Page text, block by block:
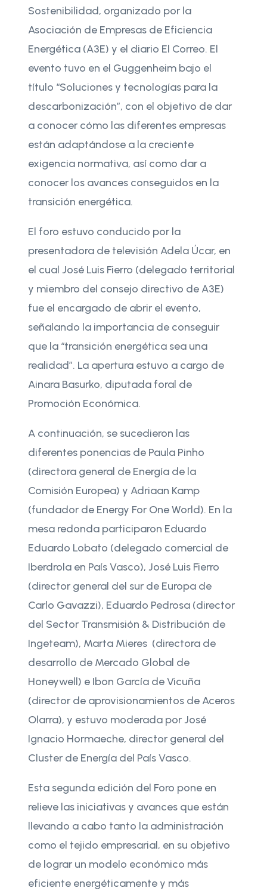
Sostenibilidad, organizado por la
Asociación de Empresas de Eficiencia
Energética (A3E) y el diario El Correo. El
evento tuvo en el Guggenheim bajo el
título “Soluciones y tecnologías para la
descarbonización”, con el objetivo de dar
a conocer cómo las diferentes empresas
están adaptándose a la creciente
exigencia normativa, así como dar a
conocer los avances conseguidos en la
transición energética.
El foro estuvo conducido por la
presentadora de televisión Adela Úcar, en
el cual José Luis Fierro (delegado territorial
y miembro del consejo directivo de A3E)
fue el encargado de abrir el evento,
señalando la importancia de conseguir
que la “transición energética sea una
realidad”. La apertura estuvo a cargo de
Ainara Basurko, diputada foral de
Promoción Económica.
A continuación, se sucedieron las
diferentes ponencias de Paula Pinho
(directora general de Energía de la
Comisión Europea) y Adriaan Kamp
(fundador de Energy For One World). En la
mesa redonda participaron Eduardo
Eduardo Lobato (delegado comercial de
Iberdrola en País Vasco), José Luis Fierro
(director general del sur de Europa de
Carlo Gavazzi), Eduardo Pedrosa (director
del Sector Transmisión & Distribución de
Ingeteam), Marta Mieres (directora de
desarrollo de Mercado Global de
Honeywell) e Ibon García de Vicuña
(director de aprovisionamientos de Aceros
Olarra), y estuvo moderada por José
Ignacio Hormaeche, director general del
Cluster de Energía del País Vasco.
Esta segunda edición del Foro pone en
relieve las iniciativas y avances que están
llevando a cabo tanto la administración
como el tejido empresarial, en su objetivo
de lograr un modelo económico más
eficiente energéticamente y más